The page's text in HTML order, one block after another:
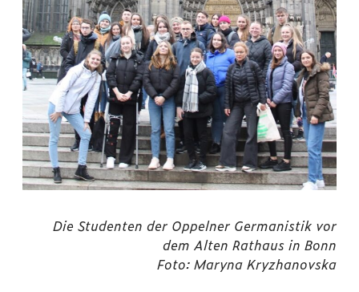
Die Studenten der Oppelner Germanistik vor
dem Alten Rathaus in Bonn
Foto: Maryna Kryzhanovska